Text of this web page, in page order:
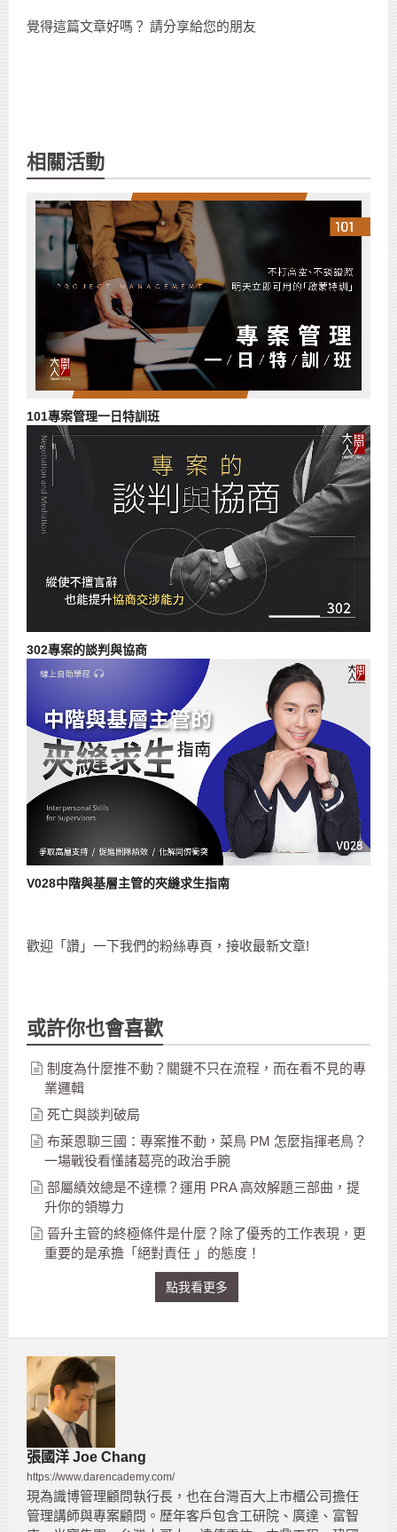
覺得這篇文章好嗎？ 請分享給您的朋友
相關活動
101專案管理一日特訓班
302專案的談判與協商
V028中階與基層主管的夾縫求生指南
歡迎「讚」一下我們的粉絲專頁，接收最新文章!
或許你也會喜歡
制度為什麼推不動？關鍵不只在流程，而在看不見的專
業邏輯
死亡與談判破局
布萊恩聊三國：專案推不動，菜鳥 PM 怎麼指揮老鳥？
一場戰役看懂諸葛亮的政治手腕
部屬績效總是不達標？運用 PRA 高效解題三部曲，提
升你的領導力
晉升主管的終極條件是什麼？除了優秀的工作表現，更
重要的是承擔「絕對責任 」的態度！
點我看更多
張國洋 Joe Chang
https://www.darencademy.com/
現為識博管理顧問執行長，也在台灣百大上市櫃公司擔任
管理講師與專案顧問。歷年客戶包含工研院、廣達、富智